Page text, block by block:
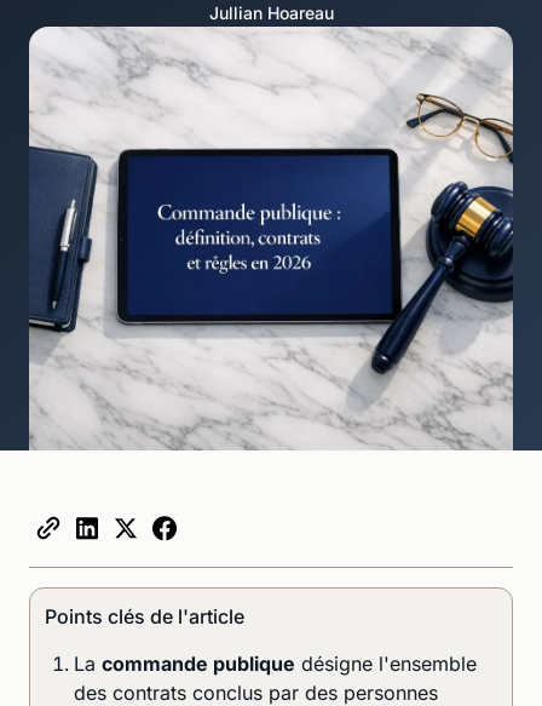
Jullian Hoareau
Points clés de l'article
La commande publique désigne l'ensemble
des contrats conclus par des personnes